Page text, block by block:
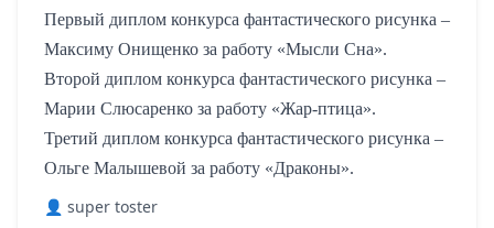
Первый диплом конкурса фантастического рисунка –
Максиму Онищенко за работу «Мысли Сна».
Второй диплом конкурса фантастического рисунка –
Марии Слюсаренко за работу «Жар-птица».
Третий диплом конкурса фантастического рисунка –
Ольге Малышевой за работу «Драконы».
👤 super toster